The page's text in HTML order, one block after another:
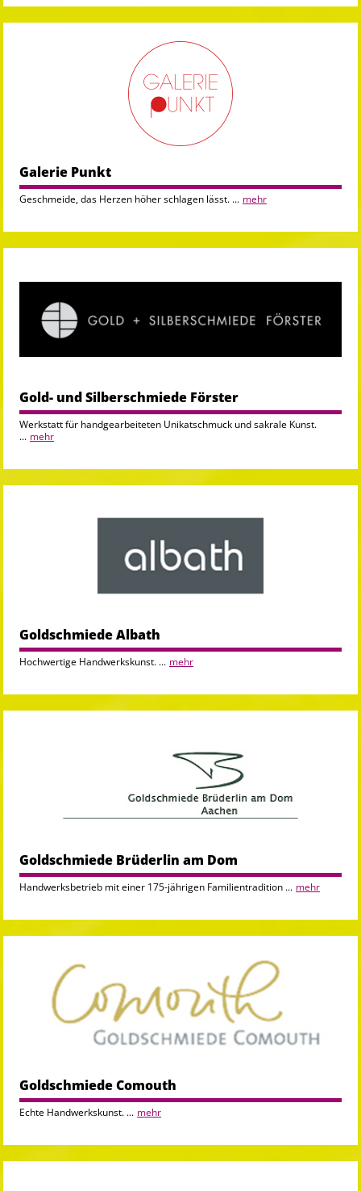
Galerie Punkt
Geschmeide, das Herzen höher schlagen lässt. ... mehr
Gold- und Silberschmiede Förster
Werkstatt für handgearbeiteten Unikatschmuck und sakrale Kunst.
... mehr
Goldschmiede Albath
Hochwertige Handwerkskunst. ... mehr
Goldschmiede Brüderlin am Dom
Handwerksbetrieb mit einer 175-jährigen Familientradition ... mehr
Goldschmiede Comouth
Echte Handwerkskunst. ... mehr